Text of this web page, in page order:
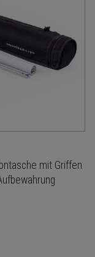
mit Griffen